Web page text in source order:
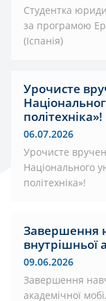
Студентка
за програмою
(Іспанія)
Урочисте
політехніка»!
06.07.2026
Урочисте
Національного
політехніка»!
Завершення
внутрішньої
09.06.2026
Завершення
академічної